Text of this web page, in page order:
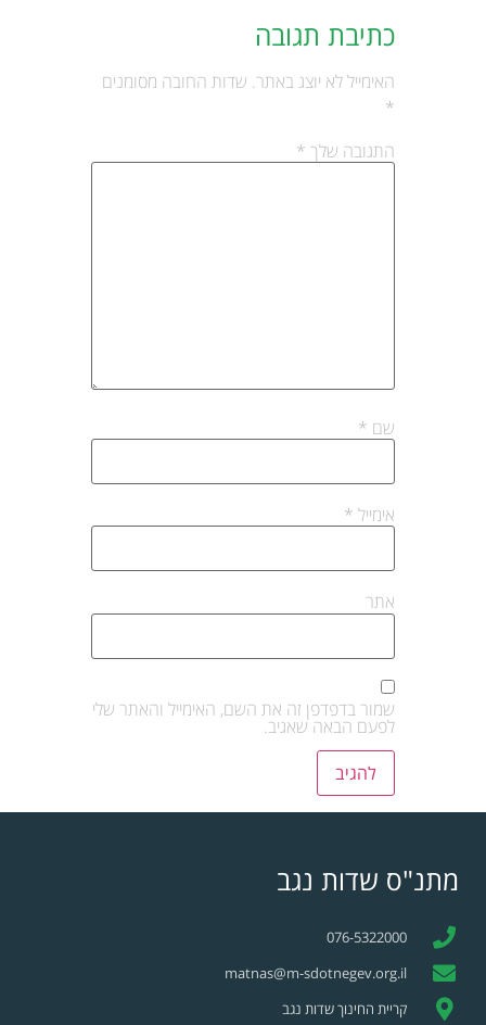
כתיבת תגובה
האימייל לא יוצג באתר. שדות החובה מסומנים
*
התגובה שלך *
שם *
אימייל *
אתר
שמור בדפדפן זה את השם, האימייל והאתר שלי
לפעם הבאה שאגיב.
מתנ"ס שדות נגב
076-5322000
matnas@m-sdotnegev.org.il
קריית החינוך שדות נגב